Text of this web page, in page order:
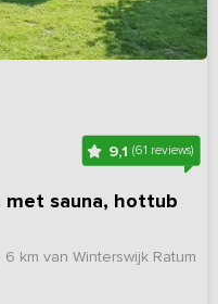
9,1(61 reviews)
met sauna, hottub
6 km van Winterswijk Ratum